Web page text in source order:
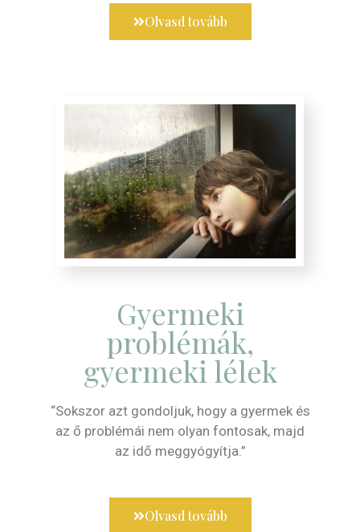
Olvasd tovább
Gyermeki
problémák,
gyermeki lélek
“Sokszor azt gondoljuk, hogy a gyermek és
az ő problémái nem olyan fontosak, majd
az idő meggyógyítja.”
Olvasd tovább